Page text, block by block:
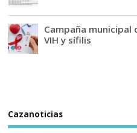
Campaña
VIH y sífilis
Cazanoticias